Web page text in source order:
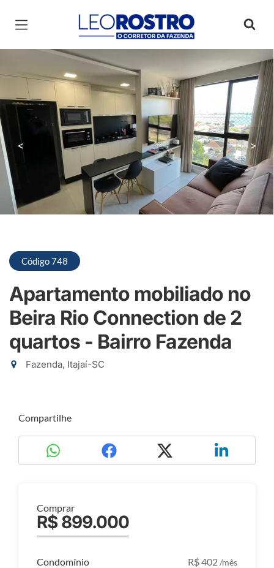
Página inicial
< >
Código 748
Apartamento mobiliado no
Beira Rio Connection de 2
quartos - Bairro Fazenda
Fazenda, Itajaí-SC
Compartilhe
Comprar
R$ 899.000
Condomínio R$ 402/mês